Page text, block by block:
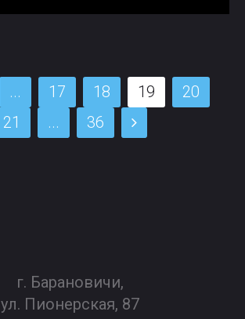
... 17 18 19
20
21
... 36
г. Барановичи,
ул. Пионерская, 87